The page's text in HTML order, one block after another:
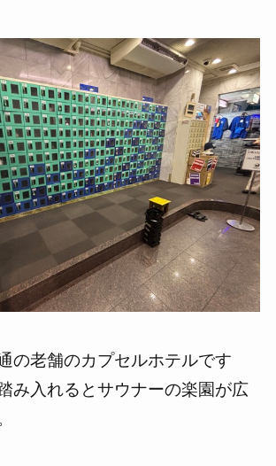
の老舗のカプセルホテルです
み入れるとサウナーの楽園が広